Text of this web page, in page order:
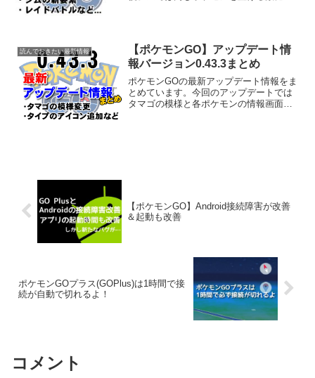
ーム内に入ったこと...
読んでおきたい最新情報
【ポケモンGO】アップデート情
報バージョン0.43.3まとめ
ポケモンGOの最新アップデート情報をま
とめています。今回のアップデートでは
タマゴの模様と各ポケモンの情報画面に
【ポケモンGO】Android接続障害が改善
＆起動も改善
ポケモンGOプラス(GOPlus)は1時間で接
続が自動で切れるよ！
コメント